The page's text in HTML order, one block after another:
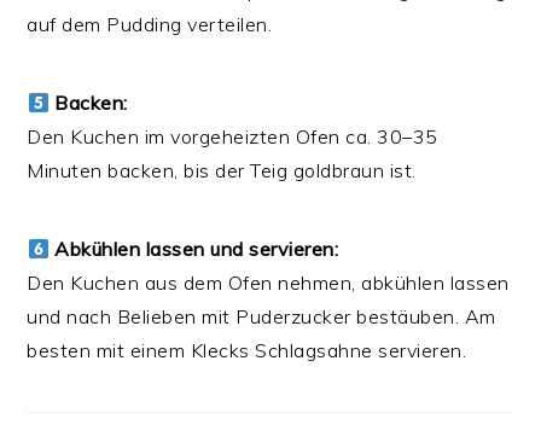
auf dem Pudding verteilen.
Backen:
Den Kuchen im vorgeheizten Ofen ca. 30–35
Minuten backen, bis der Teig goldbraun ist.
Abkühlen lassen und servieren:
Den Kuchen aus dem Ofen nehmen, abkühlen lassen
und nach Belieben mit Puderzucker bestäuben. Am
besten mit einem Klecks Schlagsahne servieren.